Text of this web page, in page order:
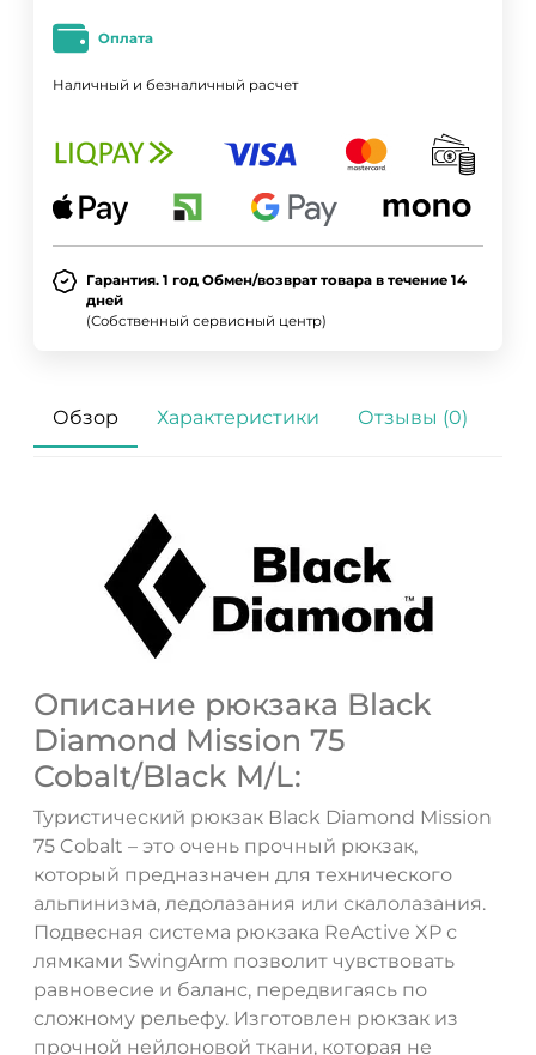
Оплата
Наличный и безналичный расчет
Гарантия. 1 год Обмен/возврат товара в течение 14
дней
(Собственный сервисный центр)
Обзор Характеристики Отзывы (0)
Описание рюкзака Black
Diamond Mission 75
Cobalt/Black M/L:
Туристический рюкзак Black Diamond Mission
75 Cobalt – это очень прочный рюкзак,
который предназначен для технического
альпинизма, ледолазания или скалолазания.
Подвесная система рюкзака ReActive XP с
лямками SwingArm позволит чувствовать
равновесие и баланс, передвигаясь по
сложному рельефу. Изготовлен рюкзак из
прочной нейлоновой ткани, которая не